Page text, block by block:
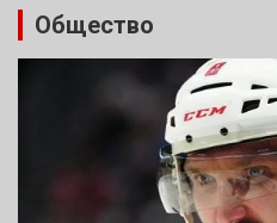
Общество